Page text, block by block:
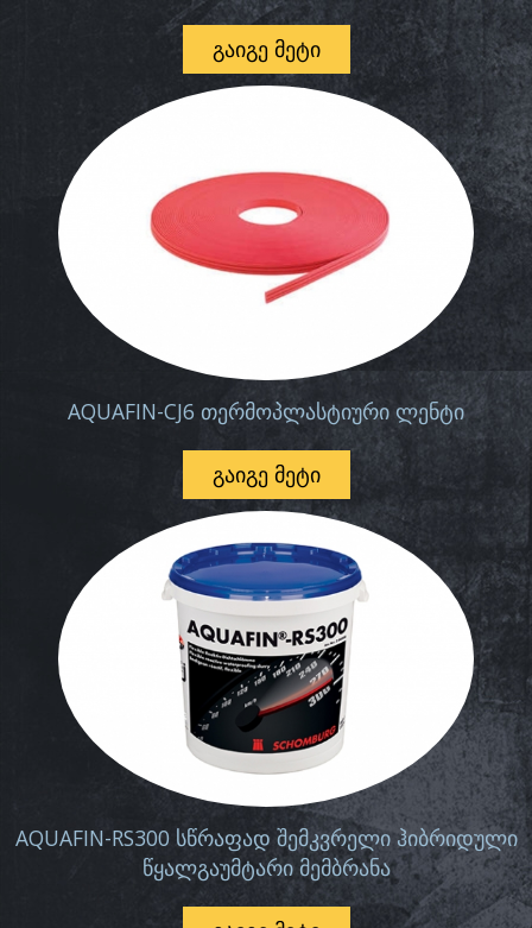
ᲒᲐᲘᲒᲔ ᲛᲔᲢᲘ
AQUAFIN-CJ6 თერმოპლასტიური ლენტი
ᲒᲐᲘᲒᲔ ᲛᲔᲢᲘ
AQUAFIN-RS300 სწრაფად შემკვრელი ჰიბრიდული
წყალგაუმტარი მემბრანა